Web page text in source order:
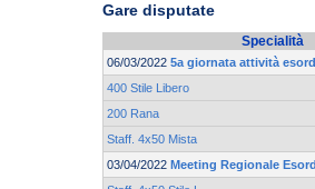
Gare disputate
Specialità
06/03/2022 5a giornata attività
400 Stile Libero
200 Rana
Staff. 4x50 Mista
03/04/2022 Meeting Regionale